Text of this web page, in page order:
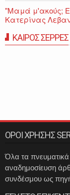
"Μαμά μ'ακούς;
Κατερίνας
ΚΑΙΡΟΣ ΣΕΡΡΕΣ
ΟΡΟΙ ΧΡΗΣΗΣ
Όλα τα
αναδημοσίευση
συνδέσμου ως